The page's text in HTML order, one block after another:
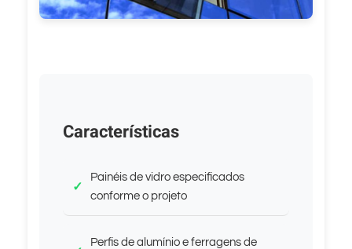
Características
Painéis de vidro especificados
conforme o projeto
Perfis de alumínio e ferragens de